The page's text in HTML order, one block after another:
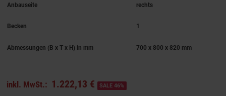
Anbauseite rechts
Becken 1
Abmessungen (B x T x H) in mm 700 x 800 x 820 mm
inkl. MwSt.: 1.222,13 € SALE 46%